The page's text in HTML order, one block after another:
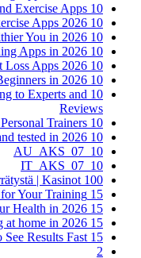
10 Best Fitness and Exercise Apps
10 Best Fitness and Exercise Apps 2026
10 Best Nutrition Tracker Apps for a Healthier You in 2026
10 Best Strength Training Apps in 2026
10 Best Weight Loss Apps 2026
10 Best Workout Apps for Beginners in 2026
to Experts and
Reviews
10 Best Workout Apps of 2026, Tested by Personal Trainers
10 best workout apps, tried and tested in 2026
10_07_AU_AKS
10_07_IT_AKS
100 Ilmaiskierrosta Ilman Kierrätystä | Kasinot
15 Best Running Apps of 2026 for Your Training
15 Best Wellness Apps to Transform Your Health in 2026
15 best workout apps for exercising at home in 2026
15 Free Workout Apps if You Want to See Results Fast
2